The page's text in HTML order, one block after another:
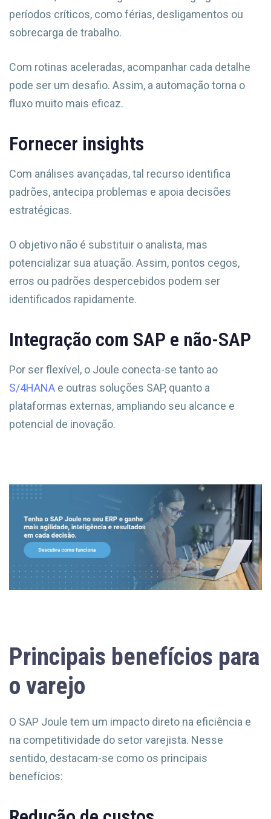
períodos críticos, como férias, desligamentos ou
sobrecarga de trabalho.
Com rotinas aceleradas, acompanhar cada detalhe
pode ser um desafio. Assim, a automação torna o
fluxo muito mais eficaz.
Fornecer insights
Com análises avançadas, tal recurso identifica
padrões, antecipa problemas e apoia decisões
estratégicas.
O objetivo não é substituir o analista, mas
potencializar sua atuação. Assim, pontos cegos,
erros ou padrões despercebidos podem ser
identificados rapidamente.
Integração com SAP e não-SAP
Por ser flexível, o Joule conecta-se tanto ao
S/4HANA e outras soluções SAP, quanto a
plataformas externas, ampliando seu alcance e
potencial de inovação.
Principais benefícios para
o varejo
O SAP Joule tem um impacto direto na eficiência e
na competitividade do setor varejista. Nesse
sentido, destacam-se como os principais
benefícios: